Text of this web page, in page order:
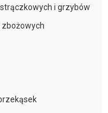
i grzybów